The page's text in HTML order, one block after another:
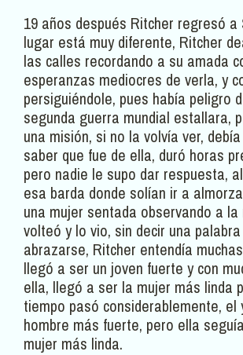
19 años después Ritcher regresó a
lugar está muy diferente, Ritcher
las calles recordando a su amada
esperanzas mediocres de verla, y
persiguiéndole, pues había peligro
segunda guerra mundial estallara,
una misión, si no la volvía ver,
saber que fue de ella, duró horas
pero nadie le supo dar respuesta,
esa barda donde solían ir a
una mujer sentada observando a la
volteó y lo vio, sin decir una
abrazarse, Ritcher entendía
llegó a ser un joven fuerte y con
ella, llegó a ser la mujer más linda
tiempo pasó considerablemente, el
hombre más fuerte, pero ella
mujer más linda.